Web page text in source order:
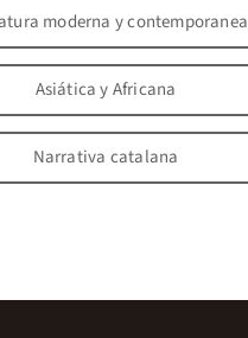
moderna y contemporanea
Asiática y Africana
Narrativa catalana